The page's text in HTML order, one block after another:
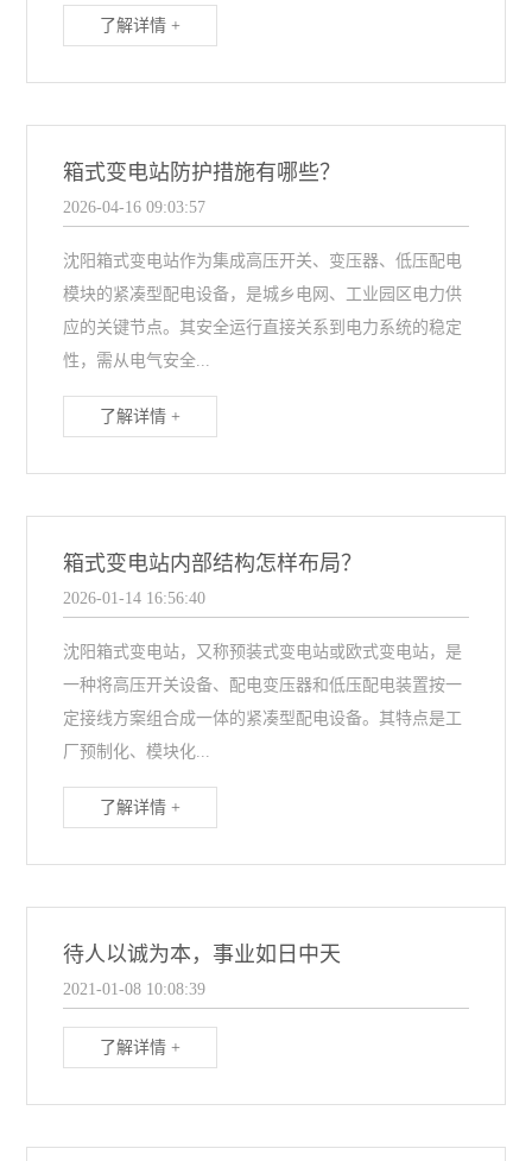
了解详情 +
箱式变电站防护措施有哪些？
2026-04-16 09:03:57
沈阳箱式变电站作为集成高压开关、变压器、低压配电
模块的紧凑型配电设备，是城乡电网、工业园区电力供
应的关键节点。其安全运行直接关系到电力系统的稳定
性，需从电气安全...
了解详情 +
箱式变电站内部结构怎样布局？
2026-01-14 16:56:40
沈阳箱式变电站，又称预装式变电站或欧式变电站，是
一种将高压开关设备、配电变压器和低压配电装置按一
定接线方案组合成一体的紧凑型配电设备。其特点是工
厂预制化、模块化...
了解详情 +
待人以诚为本，事业如日中天
2021-01-08 10:08:39
了解详情 +